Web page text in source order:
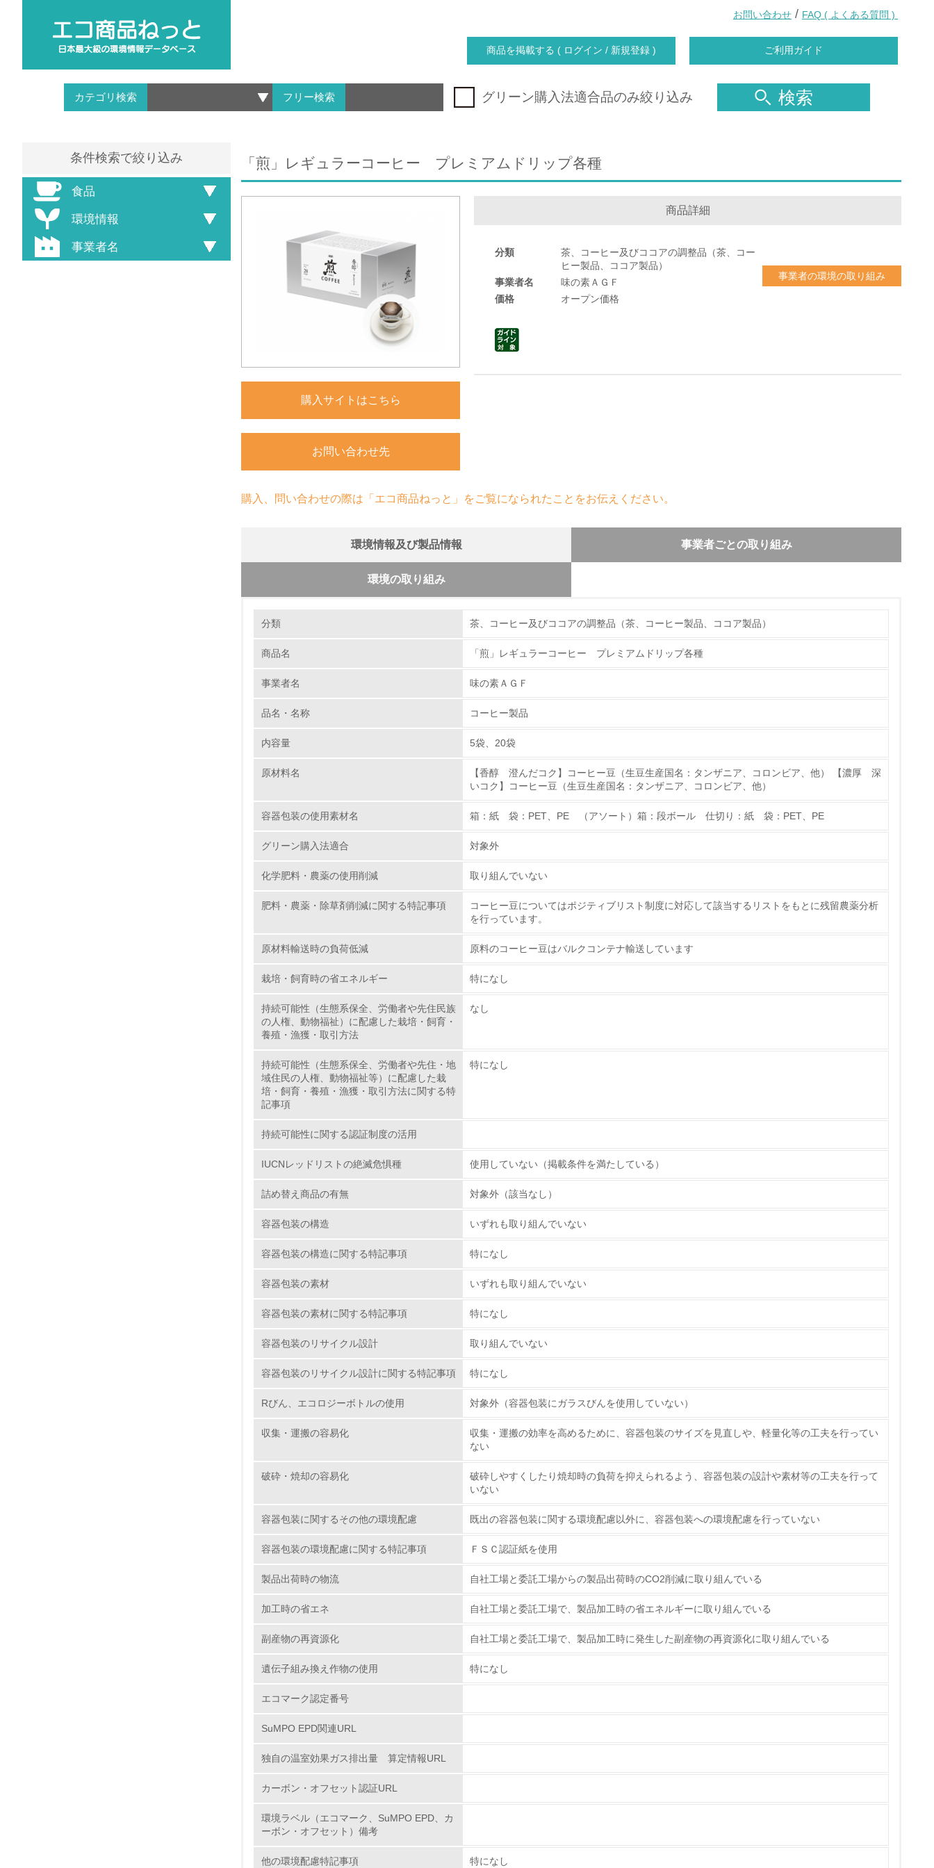
お問い合わせ / FAQ ( よくある質問 )
商品を掲載する ( ログイン / 新規登録 ) ご利用ガイド
カテゴリ検索 フリー検索 グリーン購入法適合品のみ絞り込み 検索
条件検索で絞り込み
食品
環境情報
事業者名
「煎」レギュラーコーヒー プレミアムドリップ各種
購入サイトはこちら
お問い合わせ先
商品詳細
分類
茶、コーヒー及びココアの調整品（茶、コー
ヒー製品、ココア製品）
事業者名
味の素ＡＧＦ
価格
オープン価格
事業者の環境の取り組み
購入、問い合わせの際は「エコ商品ねっと」をご覧になられたことをお伝えください。
環境情報及び製品情報 事業者ごとの取り組み
環境の取り組み
環境に配慮した原材料調達に関する方針を持っているか
はい
※要請している場合は「はい」、要請していない場合は「いいえ」
はい
原材料の栽培・飼育に関する方針や目標、取り組み体制
化・改善を一緒に行っています。
1.環境取り組み体制
No.
環境対応の責任体制を定めている
3. 環境問題に関する従業員教育を行っている
4. 自社に関係する主要な環境法規制を把握し、順守している
環境取り組み体制と成果を定期的に検証して次の活動に活かしている
6. 従業員が環境方針に基づいて自分の業務の中で行うべき環境対策を理解し、実践している
7.
環境活動に関する規格やプログラムを導入している
8. 第三者認証を取得している
2.環境への取り組み
No.
11. <L1> 環境配慮型製品・サービスの製造・販売を積極的に行っている
12. <L2> 環境配慮型製品・サービスの製造・販売状況を把握し、具体的な販売目標や計画を立てている
グリーン購入
13. <L1> グリーン購入の取り組み方針を有し、グリーン購入を行っている
非該当（包装・物流を必要とする業務を行っていない）
15. <L1> 環境負荷ができるだけ小さい包装・梱包を行っている
16. <L2> 環境負荷ができるだけ小さい物流を行っている
化学物質
19. <L1> 廃棄物の発生量の削減及びリサイクルの推進、適正処理を行っている
20. <L2> 発生する廃棄物の量と種類を把握し、具体的な削減・リサイクル目標や計画を立てている
21.
<L1> 「生物多様性保全」に関する取り組み（例：森林保全活動＜植林、天然林保護、間伐＞、認証品の
分類 茶、コーヒー及びココアの調整品（茶、コーヒー製品、ココア製品）
商品名 「煎」レギュラーコーヒー プレミアムドリップ各種
事業者名 味の素ＡＧＦ
品名・名称 コーヒー製品
内容量 5袋、20袋
原材料名
【香醇 澄んだコク】コーヒー豆（生豆生産国名：タンザニア、コロンビア、他） 【濃厚 深
いコク】コーヒー豆（生豆生産国名：タンザニア、コロンビア、他）
容器包装の使用素材名 箱：紙 袋：PET、PE （アソート）箱：段ボール 仕切り：紙 袋：PET、PE
グリーン購入法適合 対象外
化学肥料・農薬の使用削減 取り組んでいない
肥料・農薬・除草剤削減に関する特記事項
コーヒー豆についてはポジティブリスト制度に対応して該当するリストをもとに残留農薬分析
を行っています。
原材料輸送時の負荷低減 原料のコーヒー豆はバルクコンテナ輸送しています
栽培・飼育時の省エネルギー 特になし
持続可能性（生態系保全、労働者や先住民族
の人権、動物福祉）に配慮した栽培・飼育・
養殖・漁獲・取引方法
なし
持続可能性（生態系保全、労働者や先住・地
域住民の人権、動物福祉等）に配慮した栽
培・飼育・養殖・漁獲・取引方法に関する特
記事項
特になし
持続可能性に関する認証制度の活用
IUCNレッドリストの絶滅危惧種 使用していない（掲載条件を満たしている）
詰め替え商品の有無 対象外（該当なし）
容器包装の構造 いずれも取り組んでいない
容器包装の構造に関する特記事項 特になし
容器包装の素材 いずれも取り組んでいない
容器包装の素材に関する特記事項 特になし
容器包装のリサイクル設計 取り組んでいない
容器包装のリサイクル設計に関する特記事項 特になし
Rびん、エコロジーボトルの使用 対象外（容器包装にガラスびんを使用していない）
収集・運搬の容易化
収集・運搬の効率を高めるために、容器包装のサイズを見直しや、軽量化等の工夫を行ってい
ない
破砕・焼却の容易化
破砕しやすくしたり焼却時の負荷を抑えられるよう、容器包装の設計や素材等の工夫を行って
いない
容器包装に関するその他の環境配慮 既出の容器包装に関する環境配慮以外に、容器包装への環境配慮を行っていない
容器包装の環境配慮に関する特記事項 ＦＳＣ認証紙を使用
製品出荷時の物流 自社工場と委託工場からの製品出荷時のCO2削減に取り組んでいる
加工時の省エネ 自社工場と委託工場で、製品加工時の省エネルギーに取り組んでいる
副産物の再資源化 自社工場と委託工場で、製品加工時に発生した副産物の再資源化に取り組んでいる
遺伝子組み換え作物の使用 特になし
エコマーク認定番号
SuMPO EPD関連URL
独自の温室効果ガス排出量 算定情報URL
カーボン・オフセット認証URL
環境ラベル（エコマーク、SuMPO EPD、カ
ーボン・オフセット）備考
他の環境配慮特記事項 特になし